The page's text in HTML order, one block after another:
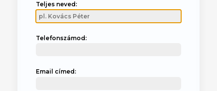
Teljes neved:
Telefonszámod:
Email címed: